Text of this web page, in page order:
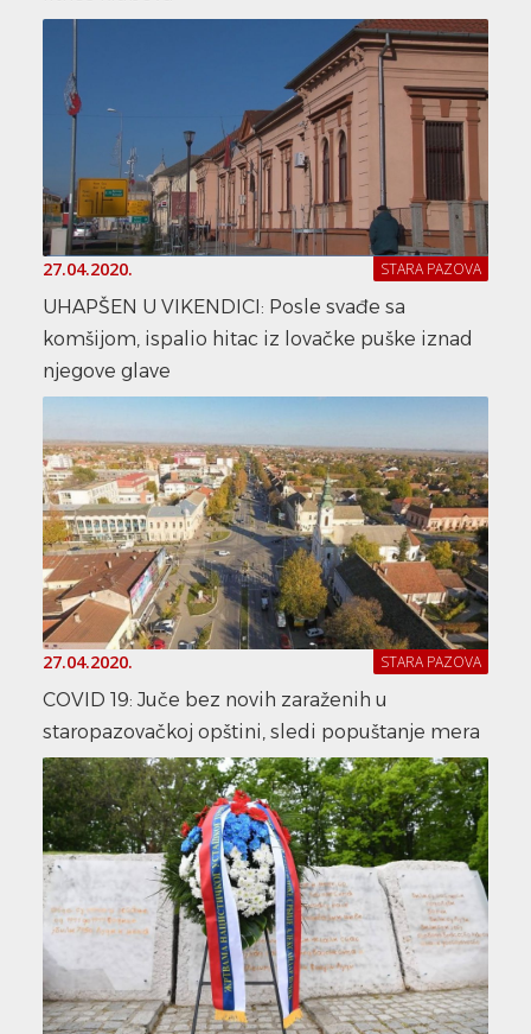
27.04.2020. STARA PAZOVA
UHAPŠEN U VIKENDICI: Posle svađe sa
komšijom, ispalio hitac iz lovačke puške iznad
njegove glave
27.04.2020. STARA PAZOVA
COVID 19: Juče bez novih zaraženih u
staropazovačkoj opštini, sledi popuštanje mera